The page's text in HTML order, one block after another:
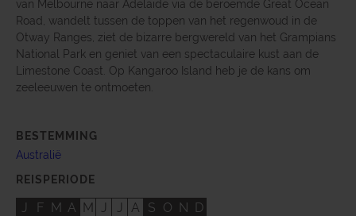
van Melbourne naar Adelaide via de beroemde Great Ocean
Road, wandelt tussen de toppen van het regenwoud in de
Otway Ranges, ziet de bizarre bergwereld van het Grampians
National Park en geniet van een spectaculaire kust aan de
Limestone Coast. Op Kangaroo Island heb je de kans om
zeeleeuwen te ontmoeten.
BESTEMMING
Australië
REISPERIODE
J F M A M J J A S O N D